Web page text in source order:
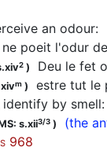
an odour:
ne poeit l'odur
2 ) Deu le fet
m ) estre tut le
by smell:
s.xii3/3 ) (the
968